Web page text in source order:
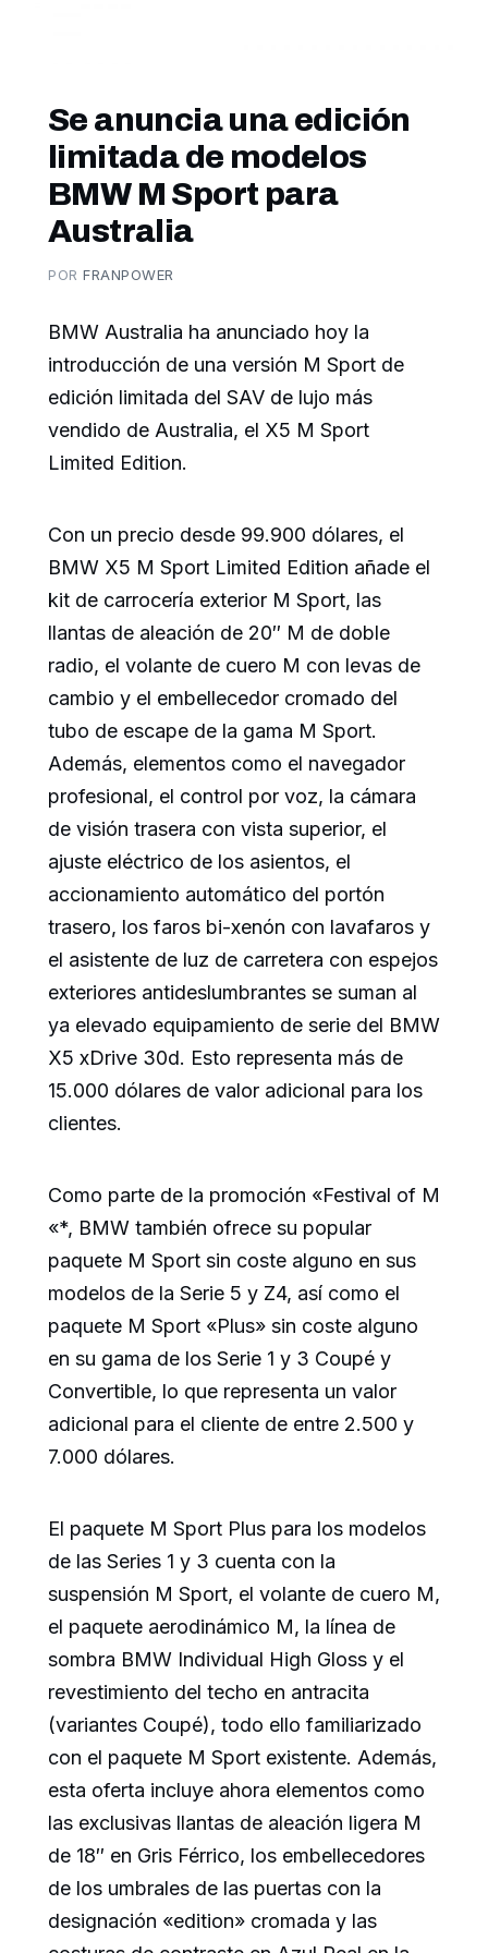
Se anuncia una edición
limitada de modelos
BMW M Sport para
Australia
PORFRANPOWER
BMW Australia ha anunciado hoy la
introducción de una versión M Sport de
edición limitada del SAV de lujo más
vendido de Australia, el X5 M Sport
Limited Edition.
Con un precio desde 99.900 dólares, el
BMW X5 M Sport Limited Edition añade el
kit de carrocería exterior M Sport, las
llantas de aleación de 20″ M de doble
radio, el volante de cuero M con levas de
cambio y el embellecedor cromado del
tubo de escape de la gama M Sport.
Además, elementos como el navegador
profesional, el control por voz, la cámara
de visión trasera con vista superior, el
ajuste eléctrico de los asientos, el
accionamiento automático del portón
trasero, los faros bi-xenón con lavafaros y
el asistente de luz de carretera con espejos
exteriores antideslumbrantes se suman al
ya elevado equipamiento de serie del BMW
X5 xDrive 30d. Esto representa más de
15.000 dólares de valor adicional para los
clientes.
Como parte de la promoción «Festival of M
«*, BMW también ofrece su popular
paquete M Sport sin coste alguno en sus
modelos de la Serie 5 y Z4, así como el
paquete M Sport «Plus» sin coste alguno
en su gama de los Serie 1 y 3 Coupé y
Convertible, lo que representa un valor
adicional para el cliente de entre 2.500 y
7.000 dólares.
El paquete M Sport Plus para los modelos
de las Series 1 y 3 cuenta con la
suspensión M Sport, el volante de cuero M,
el paquete aerodinámico M, la línea de
sombra BMW Individual High Gloss y el
revestimiento del techo en antracita
(variantes Coupé), todo ello familiarizado
con el paquete M Sport existente. Además,
esta oferta incluye ahora elementos como
las exclusivas llantas de aleación ligera M
de 18″ en Gris Férrico, los embellecedores
de los umbrales de las puertas con la
designación «edition» cromada y las